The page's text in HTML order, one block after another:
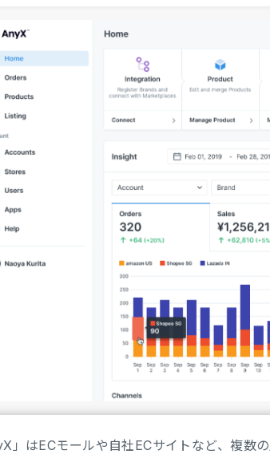
」はECモールや自社ECサイトなど、複数